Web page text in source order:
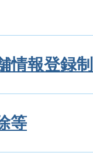
情報登録
等